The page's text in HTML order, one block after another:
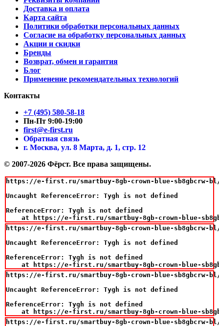
Доставка и оплата
Карта сайта
Политики обработки персональных данных
Согласие на обработку персональных данных
Акции и скидки
Бренды
Возврат, обмен и гарантия
Блог
Применение рекомендательных технологий
Контакты
+7 (495) 580-58-18
Пн-Пт 9:00-19:00
first@e-first.ru
Обратная связь
г. Москва, ул. 8 Марта, д. 1, стр. 12
© 2007-2026 Фёрст. Все права защищены.
https://e-first.ru/smartbuy-8gb-crown-blue-sb8gbcrw-bl/
Uncaught ReferenceError: Tygh is not defined
ReferenceError: Tygh is not defined
at https://e-first.ru/smartbuy-8gb-crown-blue-
https://e-first.ru/smartbuy-8gb-crown-blue-sb8gbcrw-bl/
Uncaught ReferenceError: Tygh is not defined
ReferenceError: Tygh is not defined
at https://e-first.ru/smartbuy-8gb-crown-blue-
https://e-first.ru/smartbuy-8gb-crown-blue-sb8gbcrw-bl/
Uncaught ReferenceError: Tygh is not defined
ReferenceError: Tygh is not defined
at https://e-first.ru/smartbuy-8gb-crown-blue-
https://e-first.ru/smartbuy-8gb-crown-blue-sb8gbcrw-bl/